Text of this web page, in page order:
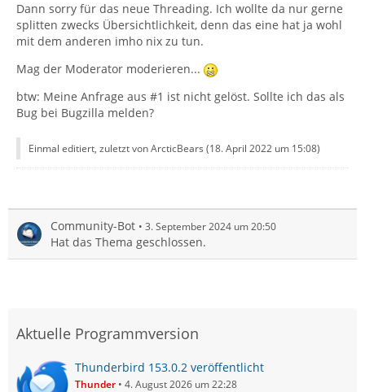
Dann sorry für das neue Threading. Ich wollte da nur gerne
splitten zwecks Übersichtlichkeit, denn das eine hat ja wohl
mit dem anderen imho nix zu tun.
Mag der Moderator moderieren...
btw: Meine Anfrage aus #1 ist nicht gelöst. Sollte ich das als
Bug bei Bugzilla melden?
Einmal editiert, zuletzt von ArcticBears (18. April 2022 um 15:08)
Community-Bot 3. September 2024 um 20:50
Hat das Thema geschlossen.
Aktuelle Programmversion
Thunderbird 153.0.2 veröffentlicht
Thunder 4. August 2026 um 22:28